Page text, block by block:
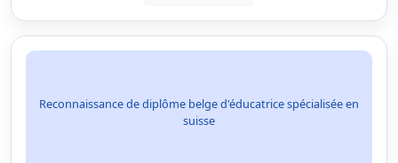
Reconnaissance de diplôme belge d'éducatrice spécialisée en
suisse